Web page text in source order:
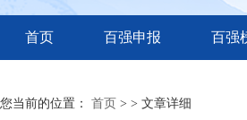
首页 百强申报 百强
您当前的位置： 首页 > > 文章详细